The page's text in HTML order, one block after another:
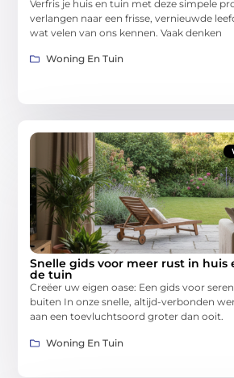
Verfris je huis en tuin met deze simpele
verlangen naar een frisse, vernieuwde
wat velen van ons kennen. Vaak denken
Woning En Tuin
Snelle gids voor meer rust in huis
de tuin
Creëer uw eigen oase: Een gids voor
buiten In onze snelle, altijd-verbonden
aan een toevluchtsoord groter dan ooit.
Woning En Tuin